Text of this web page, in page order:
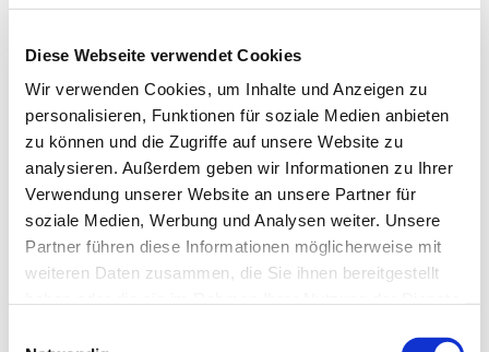
Diese Webseite verwendet Cookies
Wir verwenden Cookies, um Inhalte und Anzeigen zu
personalisieren, Funktionen für soziale Medien anbieten
zu können und die Zugriffe auf unsere Website zu
analysieren. Außerdem geben wir Informationen zu Ihrer
Verwendung unserer Website an unsere Partner für
soziale Medien, Werbung und Analysen weiter. Unsere
Partner führen diese Informationen möglicherweise mit
weiteren Daten zusammen, die Sie ihnen bereitgestellt